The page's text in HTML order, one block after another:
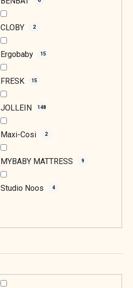
CLOBY 2
Ergobaby 15
FRESK 15
JOLLEIN 148
Maxi-Cosi 2
MYBABY MATTRESS 9
Studio Noos 4